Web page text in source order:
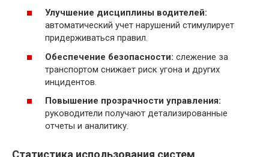
Улучшение дисциплины водителей:
автоматический учет нарушений стимулирует
придерживаться правил.
Обеспечение безопасности: слежение за
транспортом снижает риск угона и других
инцидентов.
Повышение прозрачности управления:
руководители получают детализированные
отчеты и аналитику.
Статистика использования систем